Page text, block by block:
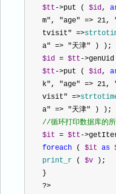
$tt ->put ( $id,
m", "age" => 21,
tvisit" =>
a" => "天津" ) );
$id = $tt ->
$tt ->put ( $id,
k", "age" => 21,
visit" =>
a" => "天津" ) );
//循环打印数据库的
$it = $tt ->
foreach ( $it as
print_r ( $v );
}
?>